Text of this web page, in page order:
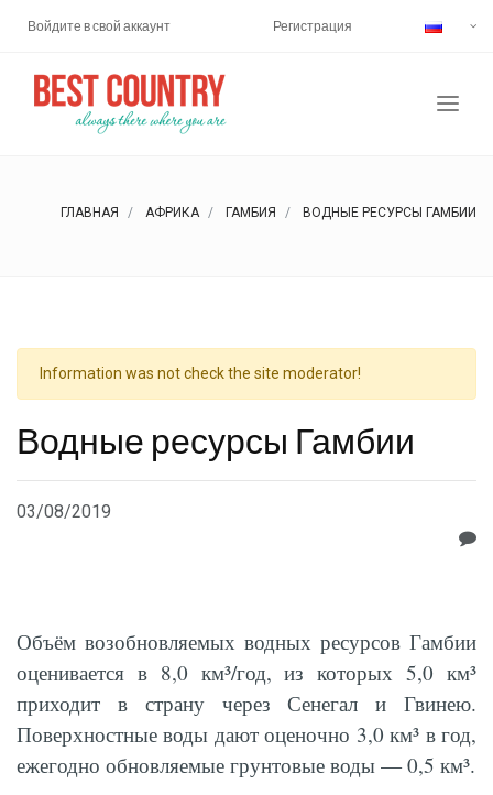
Войдите в свой аккаунт Регистрация
ГЛАВНАЯ АФРИКА ГАМБИЯ ВОДНЫЕ РЕСУРСЫ ГАМБИИ
Information was not check the site moderator!
Водные ресурсы Гамбии
03/08/2019
Объём возобновляемых водных ресурсов Гамбии
оценивается в 8,0 км³/год, из которых 5,0 км³
приходит в страну через Сенегал и Гвинею.
Поверхностные воды дают оценочно 3,0 км³ в год,
ежегодно обновляемые грунтовые воды — 0,5 км³.